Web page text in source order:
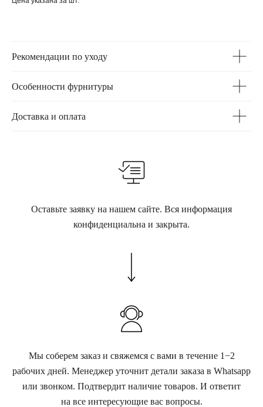
Рекомендации по уходу
Особенности фурнитуры
Доставка и оплата
Оставьте заявку на нашем сайте. Вся информация
конфиденциальна и закрыта.
Мы соберем заказ и свяжемся с вами в течение 1−2
рабочих дней. Менеджер уточнит детали заказа в Whatsapp
или звонком. Подтвердит наличие товаров. И ответит
на все интересующие вас вопросы.